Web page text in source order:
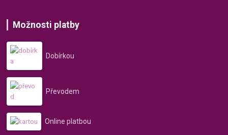
Možnosti platby
Dobírkou
Převodem
Online platbou